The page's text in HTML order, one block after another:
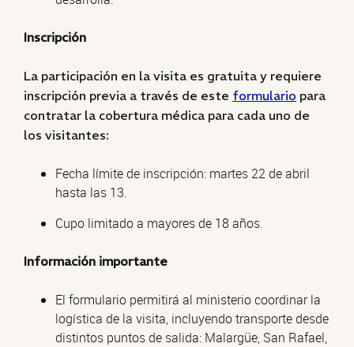
Inscripción
La participación en la visita es gratuita y requiere
inscripción previa a través de este formulario para
contratar la cobertura médica para cada uno de
los visitantes:
Fecha límite de inscripción: martes 22 de abril
hasta las 13.
Cupo limitado a mayores de 18 años.
Información importante
El formulario permitirá al ministerio coordinar la
logística de la visita, incluyendo transporte desde
distintos puntos de salida: Malargüe, San Rafael,